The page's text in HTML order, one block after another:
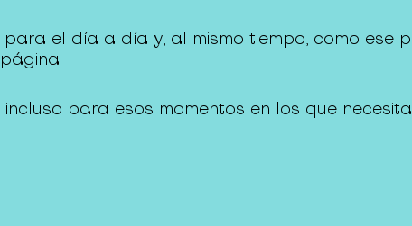
para el día a día y, al mismo tiempo, como
para esos momentos en los que